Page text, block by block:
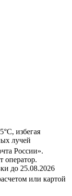
избегая
лучей
России».
оператор.
до 25.08.2026
или картой